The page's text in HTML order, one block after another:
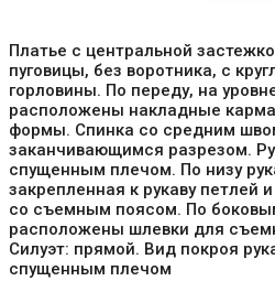
Платье с центральной
пуговицы, без воротника, с
горловины. По переду, на
расположены накладные
формы. Спинка со средним
заканчивающимся разрезом.
спущенным плечом. По низу
закрепленная к рукаву петлей
со съемным поясом. По
расположены шлевки для
Силуэт: прямой. Вид покроя
спущенным плечом